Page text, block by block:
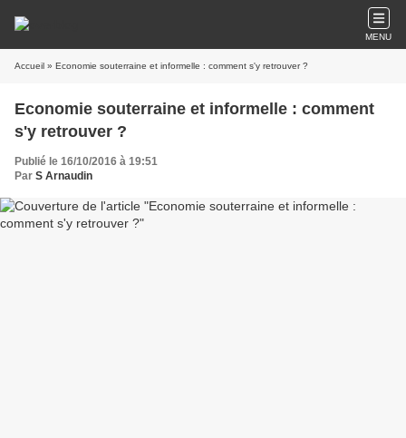
MENU
Accueil » Economie souterraine et informelle : comment s'y retrouver ?
Economie souterraine et informelle : comment
s'y retrouver ?
Publié le 16/10/2016 à 19:51
Par S Arnaudin